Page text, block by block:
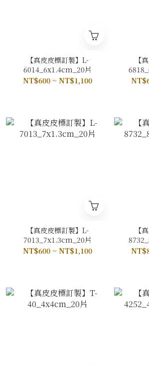
【真皮皮標訂製】L-
6014_6x1.4cm_20片
NT$600 ~ NT$1,100
【
【真皮皮標訂製】L-
7013_7x1.3cm_20片
NT$600 ~ NT$1,100
【